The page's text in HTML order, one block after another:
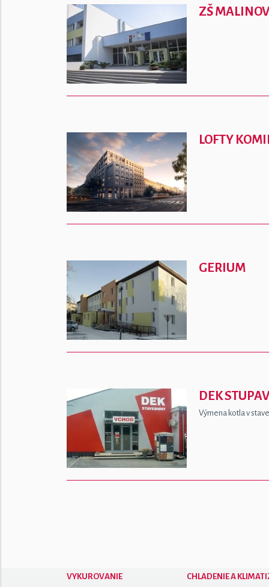
ZŠ
LOFTY
GERIUM
DEK
Výmena kotla v
VYKUROVANIE CHLADENIE A